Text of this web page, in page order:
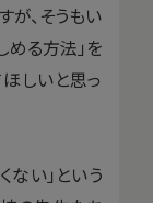
、そうもい
める方法」を
しいと思っ
ない」という